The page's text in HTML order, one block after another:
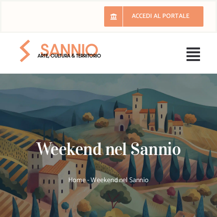
ACCEDI AL PORTALE
Weekend nel Sannio
Home-Weekend nel Sannio